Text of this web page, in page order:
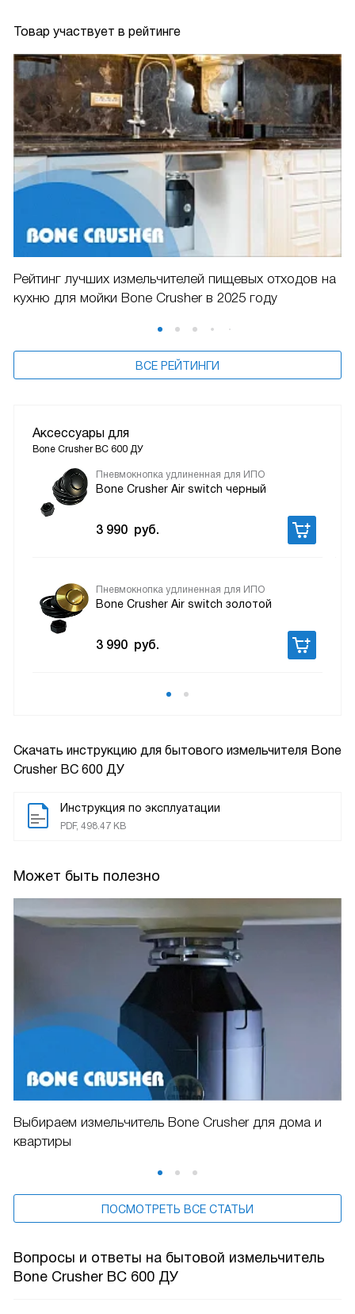
Скачать инструкцию для бытового измельчителя Bone
Crusher BC 600 ДУ
Инструкция по эксплуатации
PDF, 498.47 KB
Может быть полезно
Выбираем измельчитель Bone Crusher для дома и
квартиры
ПОСМОТРЕТЬ ВСЕ СТАТЬИ
Товар участвует в рейтинге
Рейтинг лучших измельчителей пищевых отходов на
кухню для мойки Bone Crusher в 2025 году
ВСЕ РЕЙТИНГИ
Аксессуары для
Bone Crusher BC 600 ДУ
Пневмокнопка удлиненная для ИПО
Bone Crusher Air switch черный
3 990 руб.
Пневмокнопка удлиненная для ИПО
Bone Crusher Air switch золотой
3 990 руб.
Вопросы и ответы на бытовой измельчитель
Bone Crusher BC 600 ДУ